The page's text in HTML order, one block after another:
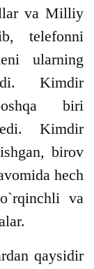
va Milliy
telefonni
ularning
Kimdir
biri
Kimdir
birov
hech
va
qaysidir